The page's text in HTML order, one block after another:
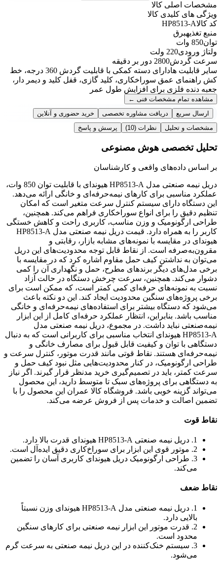
مشخصات اصلی کالا
ویژگی های کلیدی کالا
کد کالاHP8513-A
منبع تغذیهبرق
توان850 وات
ولتاژ ورودی220 ولت
سرعت گردش2800 دور بر دقیقه
سایر قابلیت ها
دارای دسته کمکی با قابلیت گردش 360 درجه، خط
کش راهنمای عمق سوراخکاری، کلید گازی، قفل کلید و دیمر دار،
جعبه دنده فلزی برای افزایش طول عمر
مشاهده تمام مشخصات فنی ←
ارسال سریع
دریافت مشاوره تخصصی
خرید حضوری و آنلاین
مشخصات و تحلیل
نظرات (10) پرسش و پاسخ
تحلیل تخصصی هوش مصنوعی
بر اساس داده‌های واقعی و کارشناسان
دریل نیمه صنعتی مدل HP8513-A هیوندای با قابلیت توان 850 وات،
عملکرد مناسبی برای کارهای نیمه‌حرفه‌ای و خانگی ارائه می‌دهد.
این دستگاه دارای سیستم کنترل سرعت متغیر است که امکان
تنظیم دقیق را برای انواع سوراخکاری فراهم می‌کند. همچنین،
طراحی ارگونومیک و وزن مناسب، کاربری راحت و کاهش خستگی
کاربر را به همراه دارد. قیمت دریل نیمه صنعتی مدل HP8513-A
هیوندای در مقایسه با نمونه‌های مشابه بازار، رقابتی و
مقرون‌به‌صرفه است. از نقاط قابل توجه محدودیت‌های این دریل
می‌توان به نداشتن کیف حمل مقاوم اشاره کرد که در مقایسه با
برخی مدل‌های دیگر برندهای مطرح، حمل و نگهداری آن را کمی
دشوار می‌کند. همچنین، سرعت چرخش دستگاه در حالت آزاد
نسبت به نمونه‌های حرفه‌ای کمی کمتر است، که ممکن است برای
برخی پروژه‌های سنگین محدودیت ایجاد کند. این دو نکته باعث
می‌شود که دستگاه بیشتر برای استفاده‌های نیمه‌حرفه‌ای و خانگی
مناسب باشد. بنابراین، انتظار عملکرد حرفه‌ای کامل از این ابزار
نیمه‌صنعتی نباید داشت. در مجموع، دریل نیمه صنعتی مدل
HP8513-A هیوندای انتخاب مناسبی برای کاربرانی است که به دنبال
دستگاهی با توان و کیفیت قابل قبول برای مصارف خانگی و
نیمه‌حرفه‌ای هستند. نقاط قوتی مانند قدرت موتور، کنترل سرعت و
طراحی ارگونومیک، در کنار محدودیت‌هایی مثل نبود کیف حمل و
سرعت کمتر، باید در تصمیم‌گیری خرید مدنظر قرار گیرند. اگر نیاز
به دستگاهی برای پروژه‌های سبک تا متوسط دارید، این محصول
می‌تواند گزینه خوبی باشد. فروشگاه کالا عمران این محصول را با
تضمین اصالت و خدمات پس از فروش عرضه می‌کند.
نقاط قوت
1. دریل نیمه صنعتی HP8513-A هیوندای قدرت بالا دارد.
2. موتور قوی این ابزار برای سوراخ‌کاری دقیق ایده‌آل است.
3. طراحی ارگونومیک دریل هیوندای کاربری آسان را تضمین
می‌کند.
نقاط ضعف
1. دریل نیمه صنعتی مدل HP8513-A هیوندای وزن نسبتاً
بالایی دارد.
2. قدرت موتور این ابزار نیمه صنعتی برای کارهای سنگین
محدود است.
3. سیستم خنک‌کننده در این دریل نیمه صنعتی به سرعت گرم
می‌شود.